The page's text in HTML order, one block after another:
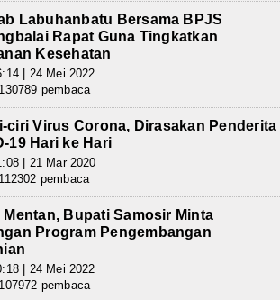
Labuhanbatu Bersama BPJS
Rapat Guna Tingkatkan
Kesehatan
| 24 Mei 2022
pembaca
ciri Virus Corona, Dirasakan Penderita
19 Hari ke Hari
| 21 Mar 2020
pembaca
Mentan, Bupati Samosir Minta
Program Pengembangan
| 24 Mei 2022
pembaca